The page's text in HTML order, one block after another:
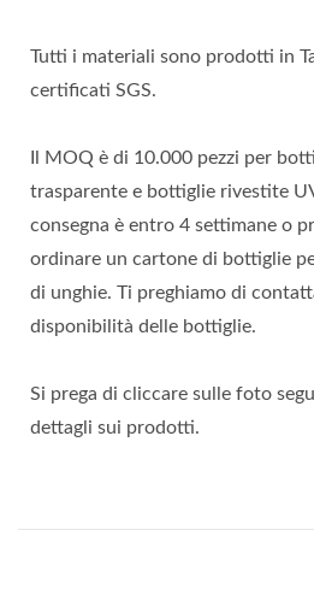
Tutti i materiali sono prodotti in
certificati SGS.
Il MOQ è di 10.000 pezzi per
trasparente e bottiglie rivestite
consegna è entro 4 settimane o
ordinare un cartone di bottiglie
di unghie. Ti preghiamo di
disponibilità delle bottiglie.
Si prega di cliccare sulle foto
dettagli sui prodotti.